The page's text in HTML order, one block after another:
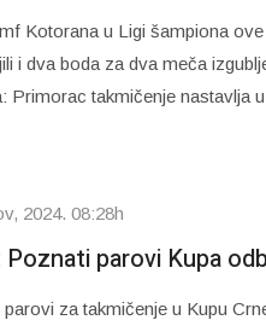
Kotorana u Ligi šampiona
i dva boda za dva meča
Primorac takmičenje nastavlja
2024. 08:28h
Poznati parovi Kupa
parovi za takmičenje u Kupu